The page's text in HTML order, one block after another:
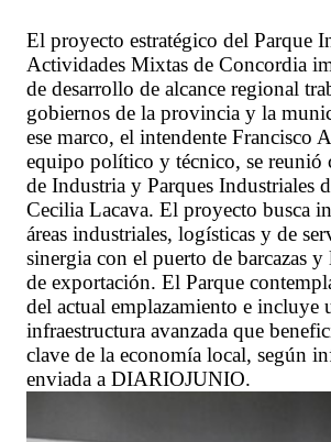
El proyecto estratégico del Parque
Actividades Mixtas de Concordia
de desarrollo de alcance regional
gobiernos de la provincia y la
ese marco, el intendente Francisco
equipo político y técnico, se reunió
de Industria y Parques Industriales
Cecilia Lacava. El proyecto busca
áreas industriales, logísticas y de
sinergia con el puerto de barcazas y
de exportación. El Parque
del actual emplazamiento e incluye
infraestructura avanzada que
clave de la economía local, según
enviada a DIARIOJUNIO.